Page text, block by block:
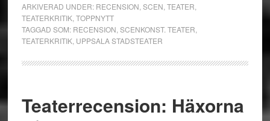
ARKIVERAD UNDER: RECENSION SCEN TEATER
TEATERKRITIK, TOPPNYTT
TAGGAD SOM: RECENSION SCENKONST. TEATER
TEATERKRITIK, UPPSALA STADSTEATER
Teaterrecension: Häxorna